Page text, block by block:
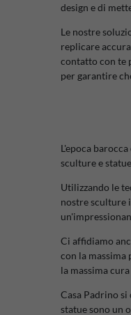
design e di
Le nostre
replicare
contatto con te
per garantire
L'epoca
sculture e
Utilizzando le
nostre sculture
Ci affidiamo
con la
la massima
Casa Padrino
statue sono un